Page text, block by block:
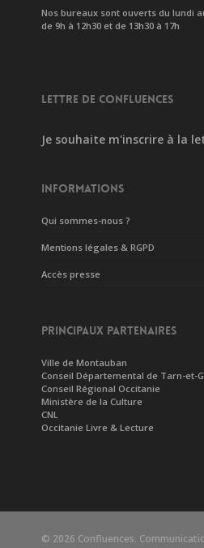
Nos bureaux sont ouverts du lundi
de 9h à 12h30 et de 13h30 à 17h
LETTRE DE CONFLUENCES
Je souhaite m'inscrire à la
INFORMATIONS
Qui sommes-nous ?
Mentions légales & RGPD
Accès presse
PRINCIPAUX PARTENAIRES
Ville de Montauban
Conseil Départemental de Tarn-et-
Conseil Régional Occitanie
Ministère de la Culture
CNL
Occitanie Livre & Lecture
© 2026 Confluences.